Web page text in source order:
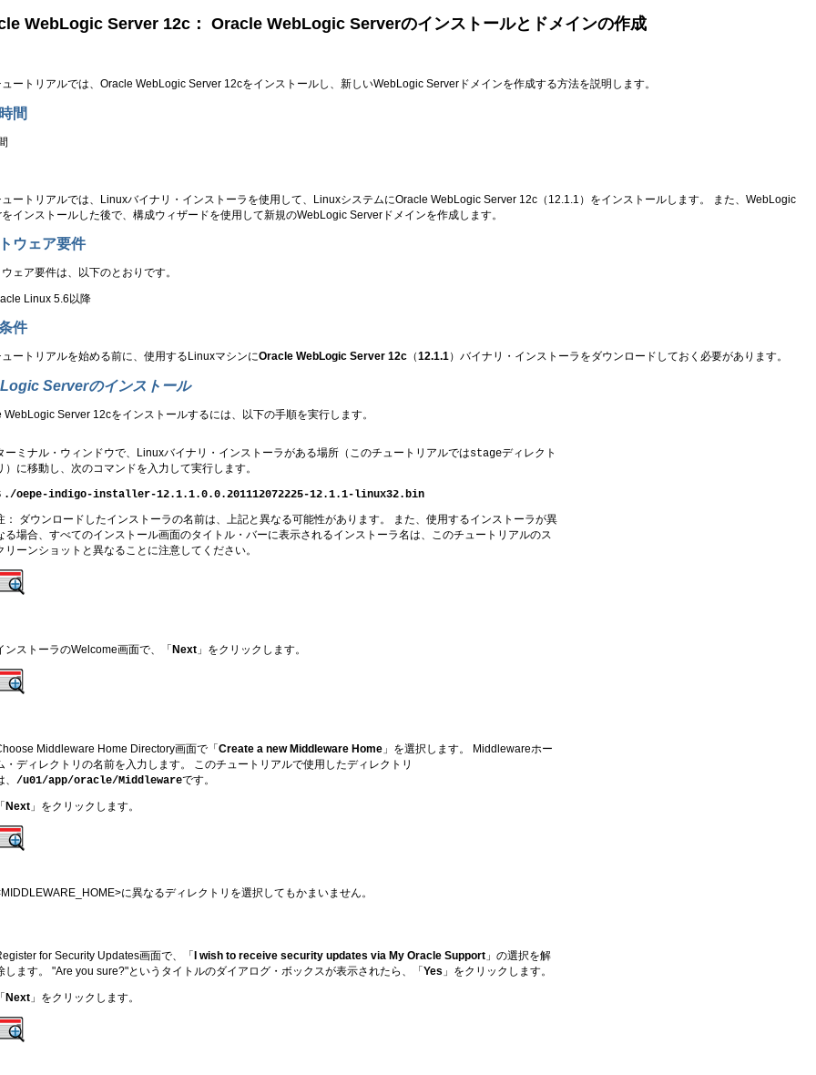
WebLogic Server 12c ： Oracle WebLogic Serverのインストールとドメインの作成
ュートリアルでは、Oracle WebLogic Server 12cをインストールし、新しいWebLogic Serverドメインを作成する方法を説明します。
間
ュートリアルでは、Linuxバイナリ・インストーラを使用して、LinuxシステムにOracle WebLogic Server 12c （12.1.1）をインストールします。 また、WebLogic
インストールした後で、構成ウィザードを使用して新規のWebLogic Serverドメインを作成します。
ウェア要件
ェア要件は、以下のとおりです。
Linux 5.6以降
件
ュートリアルを始める前に、使用するLinuxマシンにOracle WebLogic Server 12c （12.1.1）バイナリ・インストーラをダウンロードしておく必要があります。
Serverのインストール
WebLogic Server 12cをインストールするには、以下の手順を実行します。
ーミナル・ウィンドウで、Linuxバイナリ・インストーラがある場所（このチュートリアルではstageディレクト
）に移動し、次のコマンドを入力して実行します。
./oepe-indigo-installer-12.1.1.0.0.201112072225-12.1.1-linux32.bin
： ダウンロードしたインストーラの名前は、上記と異なる可能性があります。 また、使用するインストーラが異
る場合、すべてのインストール画面のタイトル・バーに表示されるインストーラ名は、このチュートリアルのス
リーンショットと異なることに注意してください。
ンストーラのWelcome画面で、「Next 」をクリックします。
Middleware Home Directory画面で「Create a new Middleware Home 」を選択します。 Middlewareホー
・ディレクトリの名前を入力します。 このチュートリアルで使用したディレクトリ
、 /u01/app/oracle/Middlewareです。
「Next 」をクリックします。
に異なるディレクトリを選択してもかまいません。
for Security Updates画面で、「I wish to receive security updates via My Oracle Support 」の選択を解
します。 "Are you sure?"というタイトルのダイアログ・ボックスが表示されたら、「Yes 」をクリックします。
「Next 」をクリックします。